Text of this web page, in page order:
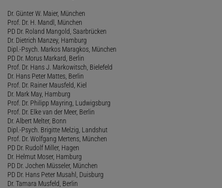
Dr. Günter W. Maier, München
Prof. Dr. H. Mandl, München
PD Dr. Roland Mangold, Saarbrücken
Dr. Dietrich Manzey, Hamburg
Dipl.-Psych. Markos Maragkos, München
PD Dr. Morus Markard, Berlin
Prof. Dr. Hans J. Markowitsch, Bielefeld
Dr. Hans Peter Mattes, Berlin
Prof. Dr. Rainer Mausfeld, Kiel
Dr. Mark May, Hamburg
Prof. Dr. Philipp Mayring, Ludwigsburg
Prof. Dr. Elke van der Meer, Berlin
Dr. Albert Melter, Bonn
Dipl.-Psych. Brigitte Melzig, Landshut
Prof. Dr. Wolfgang Mertens, München
PD Dr. Rudolf Miller, Hagen
Dr. Helmut Moser, Hamburg
PD Dr. Jochen Müsseler, München
PD Dr. Hans Peter Musahl, Duisburg
Dr. Tamara Musfeld, Berlin